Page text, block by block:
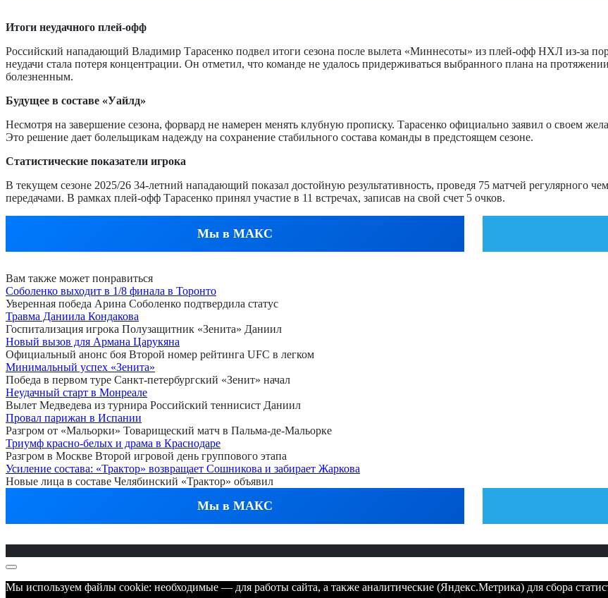
Итоги неудачного плей-офф
Российский нападающий Владимир Тарасенко подвел итоги сезона после вылета «Миннесоты» из плей-офф НХЛ из-за
неудачи стала потеря концентрации. Он отметил, что команде не удалось придерживаться выбранного плана на
болезненным.
Будущее в составе «Уайлд»
Несмотря на завершение сезона, форвард не намерен менять клубную прописку. Тарасенко официально заявил о своем
Это решение дает болельщикам надежду на сохранение стабильного состава команды в предстоящем сезоне.
Статистические показатели игрока
В текущем сезоне 2025/26 34-летний нападающий показал достойную результативность, проведя 75 матчей регулярного
передачами. В рамках плей-офф Тарасенко принял участие в 11 встречах, записав на свой счет 5 очков.
Мы в МАКС
Вам также может понравиться
Соболенко выходит в 1/8 финала в Торонто
Уверенная победа Арина Соболенко подтвердила статус
Травма Даниила Кондакова
Госпитализация игрока Полузащитник «Зенита» Даниил
Новый вызов для Армана Царукяна
Официальный анонс боя Второй номер рейтинга UFC в легком
Минимальный успех «Зенита»
Победа в первом туре Санкт-петербургский «Зенит» начал
Неудачный старт в Монреале
Вылет Медведева из турнира Российский теннисист Даниил
Провал парижан в Испании
Разгром от «Мальорки» Товарищеский матч в Пальма-де-Мальорке
Триумф красно-белых и драма в Краснодаре
Разгром в Москве Второй игровой день группового этапа
Усиление состава: «Трактор» возвращает Сошникова и забирает Жаркова
Новые лица в составе Челябинский «Трактор» объявил
Мы в МАКС
Мы используем файлы cookie: необходимые — для работы сайта, а также аналитические (Яндекс.Метрика) для сбора